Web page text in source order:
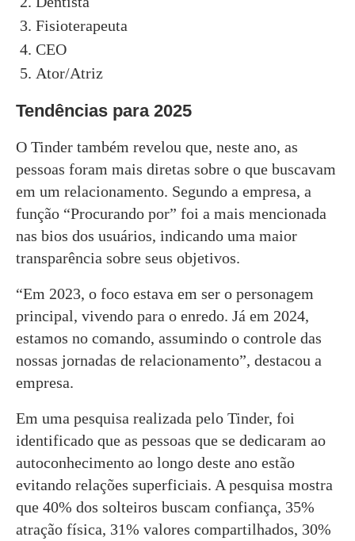
Fisioterapeuta
CEO
Ator/Atriz
Tendências para 2025
O Tinder também revelou que, neste ano, as
pessoas foram mais diretas sobre o que buscavam
em um relacionamento. Segundo a empresa, a
função “Procurando por” foi a mais mencionada
nas bios dos usuários, indicando uma maior
transparência sobre seus objetivos.
“Em 2023, o foco estava em ser o personagem
principal, vivendo para o enredo. Já em 2024,
estamos no comando, assumindo o controle das
nossas jornadas de relacionamento”, destacou a
empresa.
Em uma pesquisa realizada pelo Tinder, foi
identificado que as pessoas que se dedicaram ao
autoconhecimento ao longo deste ano estão
evitando relações superficiais. A pesquisa mostra
que 40% dos solteiros buscam confiança, 35%
atração física, 31% valores compartilhados, 30%